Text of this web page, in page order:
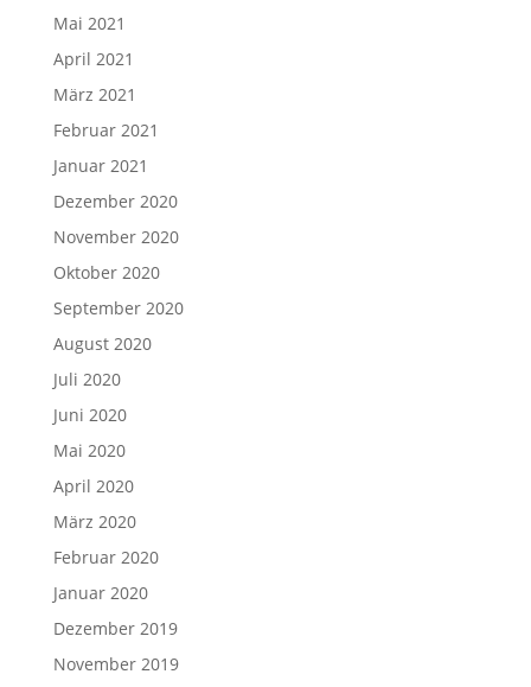
Mai 2021
April 2021
März 2021
Februar 2021
Januar 2021
Dezember 2020
November 2020
Oktober 2020
September 2020
August 2020
Juli 2020
Juni 2020
Mai 2020
April 2020
März 2020
Februar 2020
Januar 2020
Dezember 2019
November 2019